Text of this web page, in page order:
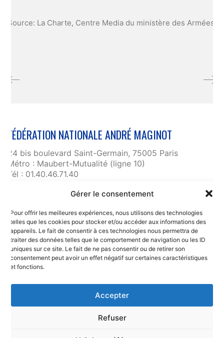
Gérer le consentement
Pour offrir les meilleures expériences, nous utilisons des technologies
telles que les cookies pour stocker et/ou accéder aux informations des
appareils. Le fait de consentir à ces technologies nous permettra de
traiter des données telles que le comportement de navigation ou les ID
uniques sur ce site. Le fait de ne pas consentir ou de retirer son
consentement peut avoir un effet négatif sur certaines caractéristiques
et fonctions.
Accepter
Refuser
Source: La Charte, Centre Media du ministère des Armées.
FÉDÉRATION NATIONALE ANDRÉ MAGINOT
24 bis boulevard Saint-Germain, 75005 Paris
Métro : Maubert-Mutualité (ligne 10)
Tél : 01.40.46.71.40
Liens utiles
RGPD et confidentialité des données
Mentions légales